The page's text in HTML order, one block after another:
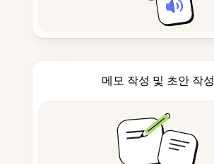
메모 작성 및 초안 작성